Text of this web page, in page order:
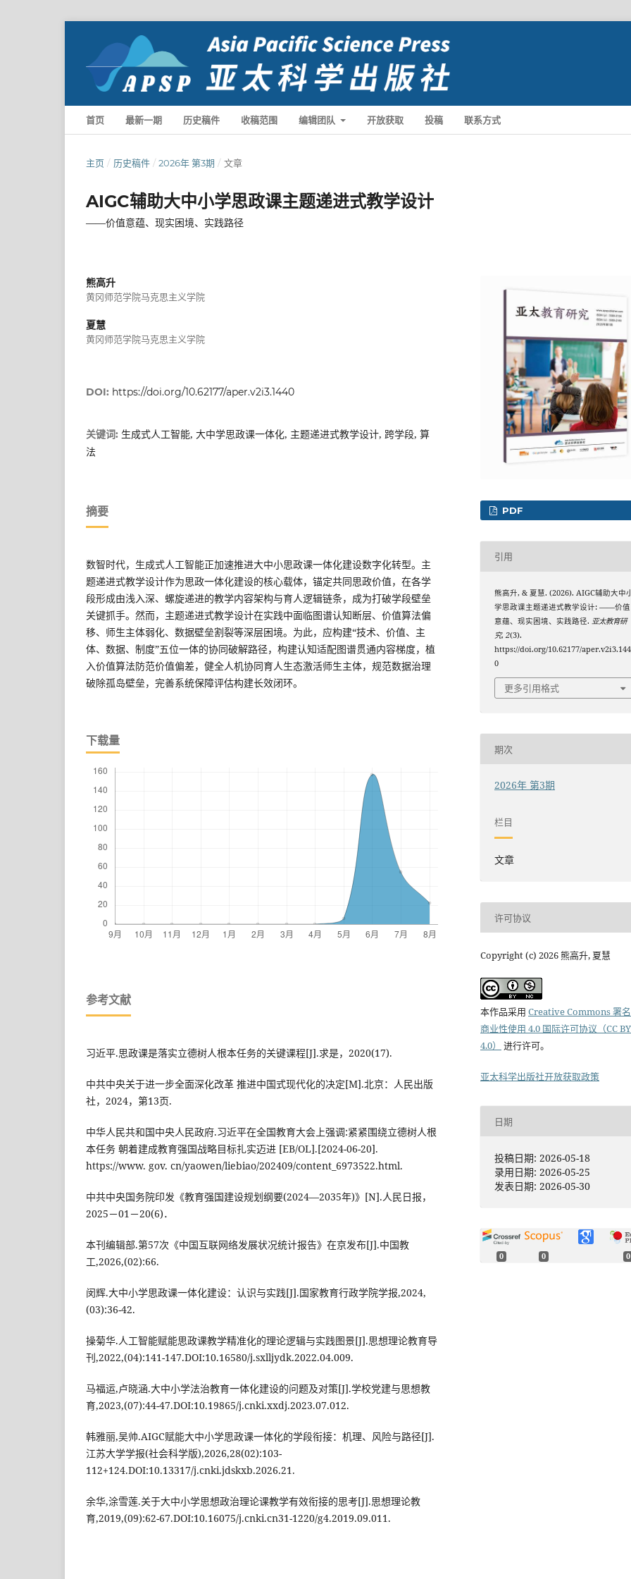
首页 最新一期 历史稿件 收稿范围 编辑团队 开放获取 投稿 联系方式
主页 / 历史稿件 / 2026年 第3期 / 文章
AIGC辅助大中小学思政课主题递进式教学设计
——价值意蕴、现实困境、实践路径
熊高升
黄冈师范学院马克思主义学院
夏慧
黄冈师范学院马克思主义学院
DOI: https://doi.org/10.62177/aper.v2i3.1440
关键词: 生成式人工智能, 大中学思政课一体化, 主题递进式教学设计, 跨学段, 算
法
摘要
数智时代，生成式人工智能正加速推进大中小思政课一体化建设数字化转型。主
题递进式教学设计作为思政一体化建设的核心载体，锚定共同思政价值，在各学
段形成由浅入深、螺旋递进的教学内容架构与育人逻辑链条，成为打破学段壁垒
关键抓手。然而，主题递进式教学设计在实践中面临图谱认知断层、价值算法偏
移、师生主体弱化、数据壁垒割裂等深层困境。为此，应构建“技术、价值、主
体、数据、制度”五位一体的协同破解路径，构建认知适配图谱贯通内容梯度，植
入价值算法防范价值偏差，健全人机协同育人生态激活师生主体，规范数据治理
破除孤岛壁垒，完善系统保障评估构建长效闭环。
下载量
参考文献
习近平.思政课是落实立德树人根本任务的关键课程[J].求是，2020(17).
中共中央关于进一步全面深化改革 推进中国式现代化的决定[M].北京：人民出版
社，2024，第13页.
中华人民共和国中央人民政府.习近平在全国教育大会上强调:紧紧围绕立德树人根
本任务 朝着建成教育强国战略目标扎实迈进 [EB/OL].[2024-06-20].
https://www. gov. cn/yaowen/liebiao/202409/content_6973522.html.
中共中央国务院印发《教育强国建设规划纲要(2024—2035年)》[N].人民日报，
2025－01－20(6)．
本刊编辑部.第57次《中国互联网络发展状况统计报告》在京发布[J].中国教
工,2026,(02):66.
闵辉.大中小学思政课一体化建设：认识与实践[J].国家教育行政学院学报,2024,
(03):36-42.
操菊华.人工智能赋能思政课教学精准化的理论逻辑与实践图景[J].思想理论教育导
刊,2022,(04):141-147.DOI:10.16580/j.sxlljydk.2022.04.009.
马福运,卢晓涵.大中小学法治教育一体化建设的问题及对策[J].学校党建与思想教
育,2023,(07):44-47.DOI:10.19865/j.cnki.xxdj.2023.07.012.
韩雅丽,吴帅.AIGC赋能大中小学思政课一体化的学段衔接：机理、风险与路径[J].
江苏大学学报(社会科学版),2026,28(02):103-
112+124.DOI:10.13317/j.cnki.jdskxb.2026.21.
余华,涂雪莲.关于大中小学思想政治理论课教学有效衔接的思考[J].思想理论教
育,2019,(09):62-67.DOI:10.16075/j.cnki.cn31-1220/g4.2019.09.011.
PDF
引用
熊高升, & 夏慧. (2026). AIGC辅助大中
学思政课主题递进式教学设计: ——价值
意蕴、现实困境、实践路径.亚太教育研
究,2(3).
https://doi.org/10.62177/aper.v2i3.144
0
更多引用格式
期次
2026年 第3期
栏目
文章
许可协议
Copyright (c) 2026 熊高升, 夏慧
本作品采用 Creative Commons 署
商业性使用 4.0 国际许可协议（CC
4.0）
进行许可。
亚太科学出版社开放获取政策
日期
投稿日期: 2026-05-18
录用日期: 2026-05-25
发表日期: 2026-05-30
0 0 0